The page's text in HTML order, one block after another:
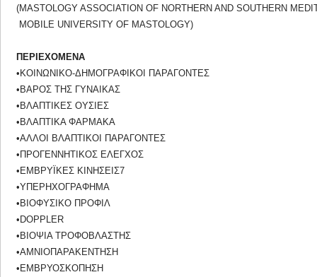
(MASTOLOGY ASSOCIATION OF NORTHERN AND SOUTHERN
MOBILE UNIVERSITY OF MASTOLOGY)
ΠΕΡΙΕΧΟΜΕΝΑ
•ΚΟΙΝΩΝΙΚΟ-ΔΗΜΟΓΡΑΦΙΚΟΙ ΠΑΡΑΓΟΝΤΕΣ
•ΒΑΡΟΣ ΤΗΣ ΓΥΝΑΙΚΑΣ
•ΒΛΑΠΤΙΚΕΣ ΟΥΣΙΕΣ
•ΒΛΑΠΤΙΚΑ ΦΑΡΜΑΚΑ
•ΑΛΛΟΙ ΒΛΑΠΤΙΚΟΙ ΠΑΡΑΓΟΝΤΕΣ
•ΠΡΟΓΕΝΝΗΤΙΚΟΣ ΕΛΕΓΧΟΣ
•ΕΜΒΡΥΪΚΕΣ ΚΙΝΗΣΕΙΣ7
•ΥΠΕΡΗΧΟΓΡΑΦΗΜΑ
•ΒΙΟΦΥΣΙΚΟ ΠΡΟΦΙΛ
•DOPPLER
•ΒΙΟΨΙΑ ΤΡΟΦΟΒΛΑΣΤΗΣ
•ΑΜΝΙΟΠΑΡΑΚΕΝΤΗΣΗ
•ΕΜΒΡΥΟΣΚΟΠΗΣΗ